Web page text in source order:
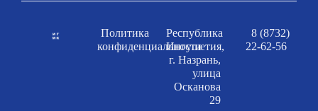
Политика
конфиденциальности
Республика
Ингушетия,
г. Назрань,
улица
Осканова
29
8 (8732)
22-62-56